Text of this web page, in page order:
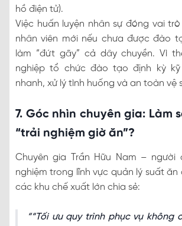
hồ điện tử).
Việc huấn luyện nhân sự đóng vai
nhân viên mới nếu chưa được đào
làm “đứt gãy” cả dây chuyền. Vì
nghiệp tổ chức đào tạo định kỳ
nhanh, xử lý tình huống và an toàn vệ
7. Góc nhìn chuyên gia: Làm
“trải nghiệm giờ ăn”?
Chuyên gia Trần Hữu Nam – người
nghiệm trong lĩnh vực quản lý suất
các khu chế xuất lớn chia sẻ:
“Tối ưu quy trình phục vụ không